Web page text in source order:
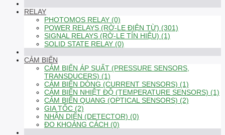
RELAY
PHOTOMOS RELAY (0)
POWER RELAYS (RỜ-LE ĐIỆN TỪ) (301)
SIGNAL RELAYS (RỜ-LE TÍN HIỆU) (1)
SOLID STATE RELAY (0)
CẢM BIẾN
CẢM BIẾN ÁP SUẤT (PRESSURE SENSORS,
TRANSDUCERS) (1)
CẢM BIẾN DÒNG (CURRENT SENSORS) (1)
CẢM BIẾN NHIỆT ĐỘ (TEMPERATURE SENSORS) (1)
CẢM BIẾN QUANG (OPTICAL SENSORS) (2)
GIA TỐC (2)
NHẬN DIỆN (DETECTOR) (0)
ĐO KHOẢNG CÁCH (0)